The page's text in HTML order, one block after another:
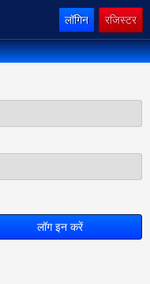
लॉगिन रजिस्टर